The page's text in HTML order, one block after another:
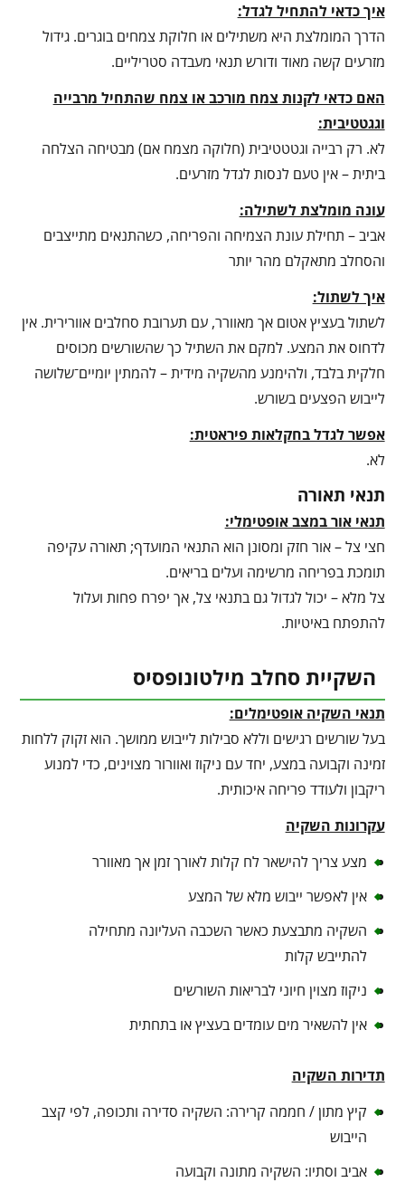
איך כדאי להתחיל לגדל:
הדרך המומלצת היא משתילים או חלוקת צמחים בוגרים. גידול
מזרעים קשה מאוד ודורש תנאי מעבדה סטריליים.
האם כדאי לקנות צמח מורכב או צמח שהתחיל מרבייה
וגגטטיבית:
לא. רק רבייה וגטטטיבית (חלוקה מצמח אם) מבטיחה הצלחה
ביתית – אין טעם לנסות לגדל מזרעים.
עונה מומלצת לשתילה:
אביב – תחילת עונת הצמיחה והפריחה, כשהתנאים מתייצבים
והסחלב מתאקלם מהר יותר
איך לשתול:
לשתול בעציץ אטום אך מאוורר, עם תערובת סחלבים אוורירית. אין
לדחוס את המצע. למקם את השתיל כך שהשורשים מכוסים
חלקית בלבד, ולהימנע מהשקיה מידית – להמתין יומיים־שלושה
לייבוש הפצעים בשורש.
אפשר לגדל בחקלאות פיראטית:
לא.
תנאי תאורה
תנאי אור במצב אופטימלי:
חצי צל – אור חזק ומסונן הוא התנאי המועדף; תאורה עקיפה
תומכת בפריחה מרשימה ועלים בריאים.
צל מלא – יכול לגדול גם בתנאי צל, אך יפרח פחות ועלול
להתפתח באיטיות.
השקיית סחלב מילטונופסיס
תנאי השקיה אופטימלים:
בעל שורשים רגישים וללא סבילות לייבוש ממושך. הוא זקוק ללחות
זמינה וקבועה במצע, יחד עם ניקוז ואוורור מצוינים, כדי למנוע
ריקבון ולעודד פריחה איכותית.
עקרונות השקיה
מצע צריך להישאר לח קלות לאורך זמן אך מאוורר
אין לאפשר ייבוש מלא של המצע
השקיה מתבצעת כאשר השכבה העליונה מתחילה
להתייבש קלות
ניקוז מצוין חיוני לבריאות השורשים
אין להשאיר מים עומדים בעציץ או בתחתית
תדירות השקיה
קיץ מתון / חממה קרירה: השקיה סדירה ותכופה, לפי קצב
הייבוש
אביב וסתיו: השקיה מתונה וקבועה